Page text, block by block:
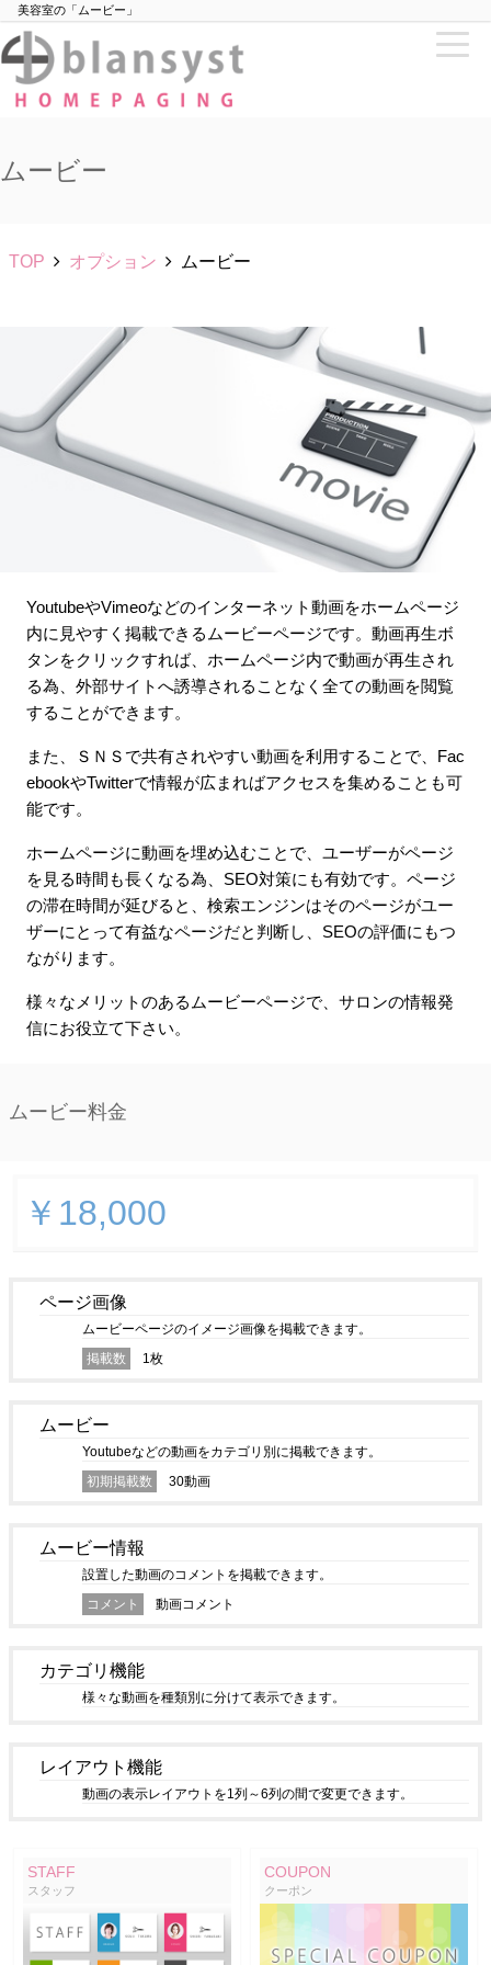
美容室の「ムービー」
ムービー
TOP オプション ムービー
YoutubeやVimeoなどのインターネット動画をホームページ
内に見やすく掲載できるムービーページです。動画再生ボ
タンをクリックすれば、ホームページ内で動画が再生され
る為、外部サイトへ誘導されることなく全ての動画を閲覧
することができます。
また、ＳＮＳで共有されやすい動画を利用することで、Fac
ebookやTwitterで情報が広まればアクセスを集めることも可
能です。
ホームページに動画を埋め込むことで、ユーザーがページ
を見る時間も長くなる為、SEO対策にも有効です。ページ
の滞在時間が延びると、検索エンジンはそのページがユー
ザーにとって有益なページだと判断し、SEOの評価にもつ
ながります。
様々なメリットのあるムービーページで、サロンの情報発
信にお役立て下さい。
ムービー料金
￥18,000
ページ画像
ムービーページのイメージ画像を掲載できます。
掲載数
1枚
ムービー
Youtubeなどの動画をカテゴリ別に掲載できます。
初期掲載数
30動画
ムービー情報
設置した動画のコメントを掲載できます。
コメント
動画コメント
カテゴリ機能
様々な動画を種類別に分けて表示できます。
レイアウト機能
動画の表示レイアウトを1列～6列の間で変更できます。
STAFF
スタッフ
COUPON
クーポン